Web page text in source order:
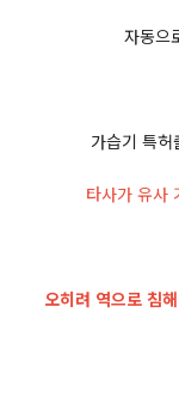
자동으
가습기 특
타사가 유사
오히려 역으로 침